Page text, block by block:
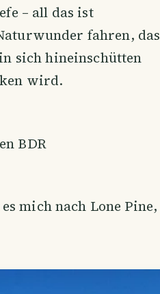
– all das ist
fahren, das
sich hineinschütten
wird.
BDR
mich nach Lone Pine,